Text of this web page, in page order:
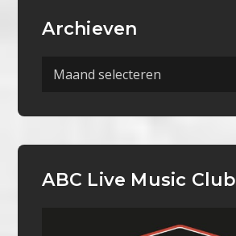
Archieven
Archieven
ABC Live Music Club